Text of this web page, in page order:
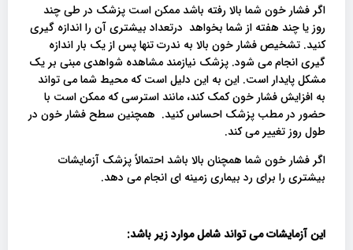
اگر فشار خون شما بالا رفته باشد ممکن است پزشک در طی چند
روز یا چند هفته از شما بخواهد درتعداد بیشتری آن را اندازه گیری
کنید. تشخیص فشار خون بالا به ندرت تنها پس از یک بار اندازه
گیری انجام می شود. پزشک نیازمند مشاهده شواهدی مبنی بر یک
مشکل پایدار است. این به این دلیل است که محیط شما می تواند
به افزایش فشار خون کمک کند، مانند استرسی که ممکن است با
حضور در مطب پزشک احساس کنید. همچنین سطح فشار خون در
طول روز تغییر می کند.
اگر فشار خون شما همچنان بالا باشد احتمالاً پزشک آزمایشات
بیشتری را برای رد بیماری زمینه ای انجام می دهد.
این آزمایشات می تواند شامل موارد زیر باشد: